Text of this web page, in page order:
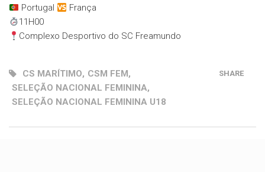
Portugal
França
11H00
Complexo Desportivo do SC Freamundo
CS MARÍTIMO, CSM FEM,
SELEÇÃO NACIONAL FEMININA,
SELEÇÃO NACIONAL FEMININA U18
SHARE